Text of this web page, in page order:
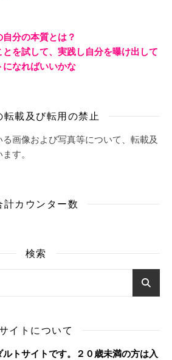
分の本質とは？
を試して、実践し自分を曝け出して
なればいいかな
転載及び転用の禁止
画像および写真等について、転載及
す。
計カウンター数
検索
イトについて
トサイトです。２０歳未満の方は入